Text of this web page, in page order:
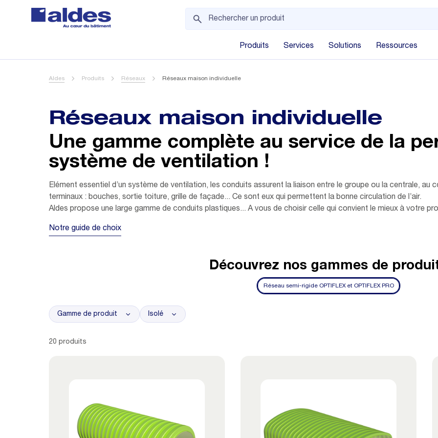
Produits Services Solutions Ressources
Aldes Produits Réseaux Réseaux maison individuelle
Réseaux maison individuelle
Une gamme complète au service de la
système de ventilation !
Elément essentiel d’un système de ventilation, les conduits assurent la liaison entre le groupe ou la centrale,
terminaux : bouches, sortie toiture, grille de façade... Ce sont eux qui permettent la bonne circulation de l’air.
Aldes propose une large gamme de conduits plastiques... A vous de choisir celle qui convient le mieux à votre
Notre guide de choix
Découvrez nos gammes de
Réseau semi-rigide OPTIFLEX et OPTIFLEX PRO
Gamme de produit Isolé
20 produits